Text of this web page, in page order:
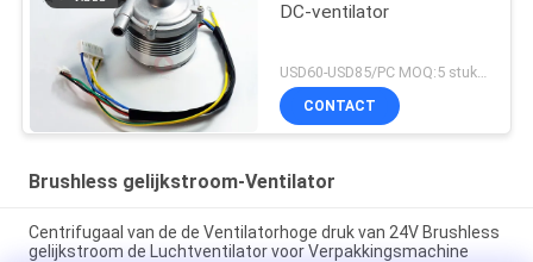
DC-ventilator
USD60-USD85/PC MOQ:5 stuks (monster beschikbaar)
CONTACT
Brushless gelijkstroom-Ventilator
Centrifugaal van de de Ventilatorhoge druk van 24V Brushless
gelijkstroom de Luchtventilator voor Verpakkingsmachine